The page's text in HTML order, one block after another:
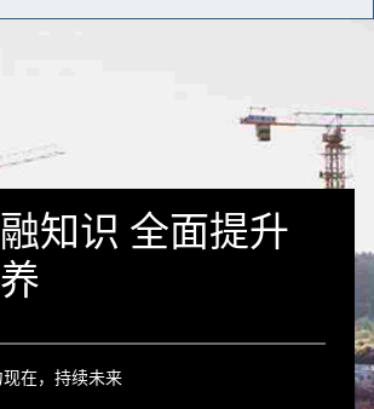
知识 全面提升
在，持续未来